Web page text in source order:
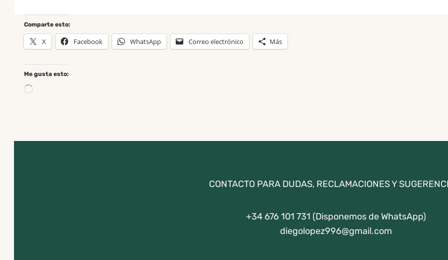
Comparte esto:
X Facebook WhatsApp Correo electrónico Más
Me gusta esto:
CONTACTO PARA DUDAS, RECLAMACIONES Y
+34 676 101 731 (Disponemos de WhatsApp)
diegolopez996@gmail.com